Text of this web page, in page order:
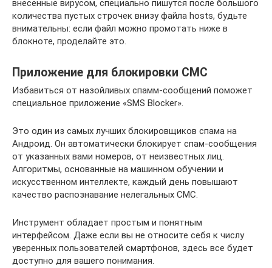
внесенные вирусом, специально пишутся после большого
количества пустых строчек внизу файла hosts, будьте
внимательны: если файл можно промотать ниже в
блокноте, проделайте это.
Приложение для блокировки СМС
Избавиться от назойливых спамм-сообщений поможет
специальное приложение «SMS Blocker».
Это один из самых лучших блокировщиков спама на
Андроид. Он автоматически блокирует спам-сообщения
от указанных вами номеров, от неизвестных лиц.
Алгоритмы, основанные на машинном обучении и
искусственном интеллекте, каждый день повышают
качество распознавание нелегальных СМС.
Инструмент обладает простым и понятным
интерфейсом. Даже если вы не относите себя к числу
уверенных пользователей смартфонов, здесь все будет
доступно для вашего понимания.